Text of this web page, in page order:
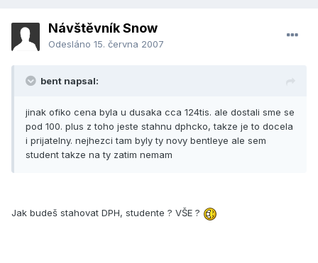
Návštěvník Snow
Odesláno 15. června 2007
bent napsal:
jinak ofiko cena byla u dusaka cca 124tis. ale dostali sme se
pod 100. plus z toho jeste stahnu dphcko, takze je to docela
i prijatelny. nejhezci tam byly ty novy bentleye ale sem
student takze na ty zatim nemam
Jak budeš stahovat DPH, studente ? VŠE ?